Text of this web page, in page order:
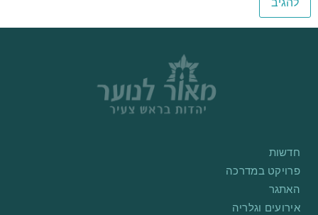
חדשות
פרויקט במדרכה
האתגר
אירועים וגלריה